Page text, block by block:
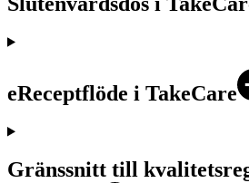
eReceptflöde i TakeCare
Gränssnitt till